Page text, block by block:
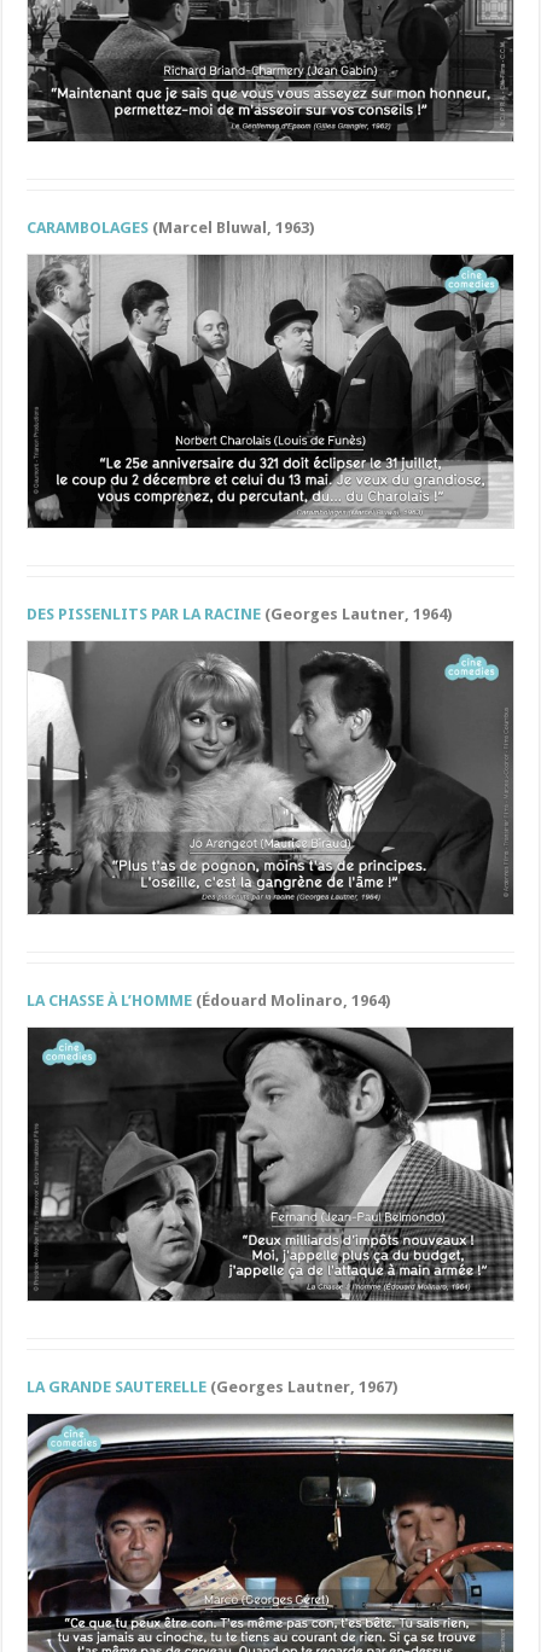
CARAMBOLAGES (Marcel Bluwal, 1963)
DES PISSENLITS PAR LA RACINE (Georges Lautner, 1964)
LA CHASSE À L’HOMME (Édouard Molinaro, 1964)
LA GRANDE SAUTERELLE (Georges Lautner, 1967)